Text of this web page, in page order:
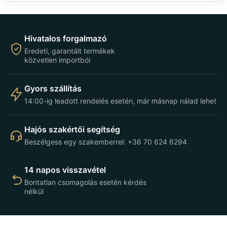
Hivatalos forgalmazó
Eredeti, garantált termékek
közvetlen importból
Gyors szállítás
14:00-ig leadott rendelés esetén, már másnap nálad lehet
Hajós szakértői segítség
Beszélgess egy szakemberrel: +36 70 624 6294
14 napos visszavétel
Bontatlan csomagolás esetén kérdés
nélkül